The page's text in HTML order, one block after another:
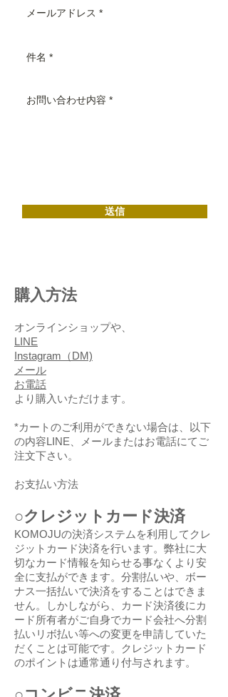
送信
購入方法
オンラインショップや、
LINE
Instagram（DM)
メール
お電話
より購入いただけます。
*カートのご利用ができない場合は、以下
の内容LINE、メールまたはお電話にてご
注文下さい。
お支払い方法
○クレジットカード決済
KOMOJUの決済システムを利用してクレ
ジットカード決済を行います。弊社に大
切なカード情報を知らせる事なくより安
全に支払ができます。分割払いや、ボー
ナス一括払いで決済をすることはできま
せん。しかしながら、カード決済後にカ
ード所有者がご自身でカード会社へ分割
払いリボ払い等への変更を申請していた
だくことは可能です。クレジットカード
のポイントは通常通り付与されます。